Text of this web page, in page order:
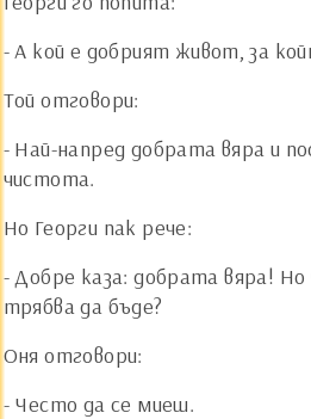
- А кой е добрият живот, за
Той отговори:
- Най-напред добрата вяра и
чистота.
Но Георги пак рече:
- Добре каза: добрата вяра!
трябва да бъде?
Оня отговори:
- Често да се миеш.